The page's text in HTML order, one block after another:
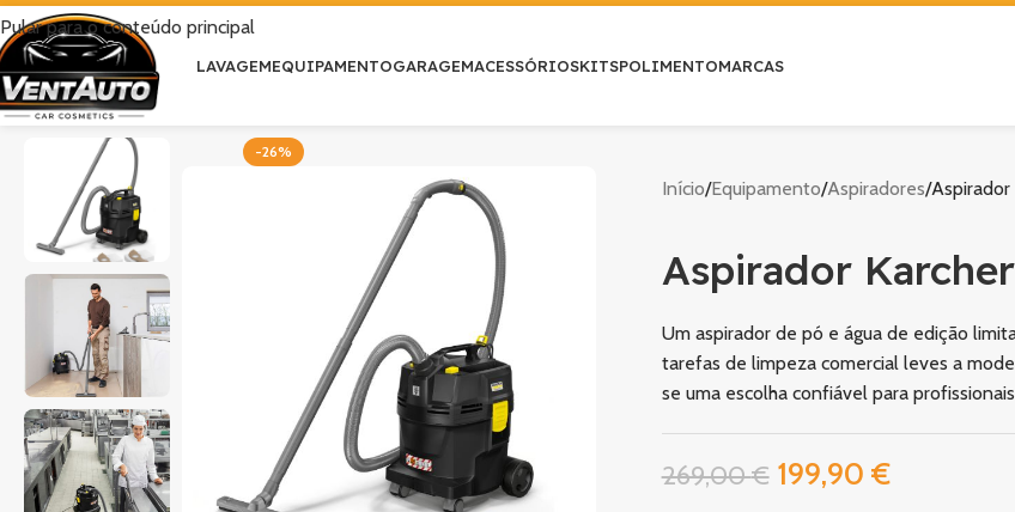
Pular para o conteúdo principal
LAVAGEMEQUIPAMENTOGARAGEMACESSÓRIOSKITSPOLIMENTOMARCAS
-26%
Início Equipamento Aspiradores Aspirador
Aspirador
Um aspirador de pó e água de edição
tarefas de limpeza comercial leves a
se uma escolha confiável para
269,00€ 199,90 €